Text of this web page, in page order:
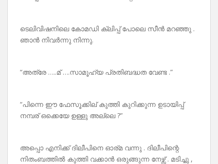
ടെലിവിഷനിലെ കോമഡി ക്ലിപ്പ് പോലെ സീൻ മറഞ്ഞു .
ഞാൻ നിവർന്നു നിന്നു.
“അത്രേ …..മ് ….സാമൂഹ്യ പ്രതിബദ്ധത വേണ്ട .”
“പിന്നെ ഈ ഫേസൂക്കില് കുത്തി കുറിക്കുന്ന ഉടായിപ്പ്
നമ്പര് ഒക്കെയേ ഉള്ളു അല്ലെ ?”
അപ്പൊ എനിക്ക് ദിലീപിനെ ഓര്മ വന്നു . ദിലീപിന്റെ
നിതംബത്തിൽ കുത്തി വക്കാൻ ഒരുങ്ങുന്ന നേഴ്സ് . മടിച്ചു ,